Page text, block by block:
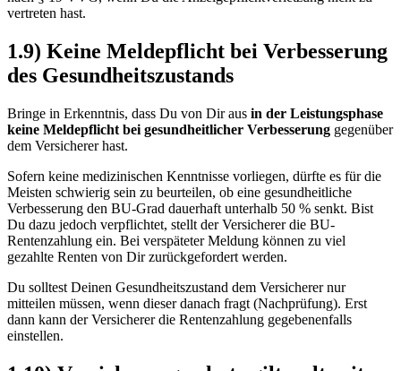
vertreten hast.
1.9) Keine Meldepflicht bei Verbesserung
des Gesundheitszustands
Bringe in Erkenntnis, dass Du von Dir aus in der Leistungsphase
keine Meldepflicht bei gesundheitlicher Verbesserung gegenüber
dem Versicherer hast.
Sofern keine medizinischen Kenntnisse vorliegen, dürfte es für die
Meisten schwierig sein zu beurteilen, ob eine gesundheitliche
Verbesserung den BU-Grad dauerhaft unterhalb 50 % senkt. Bist
Du dazu jedoch verpflichtet, stellt der Versicherer die BU-
Rentenzahlung ein. Bei verspäteter Meldung können zu viel
gezahlte Renten von Dir zurückgefordert werden.
Du solltest Deinen Gesundheitszustand dem Versicherer nur
mitteilen müssen, wenn dieser danach fragt (Nachprüfung). Erst
dann kann der Versicherer die Rentenzahlung gegebenenfalls
einstellen.